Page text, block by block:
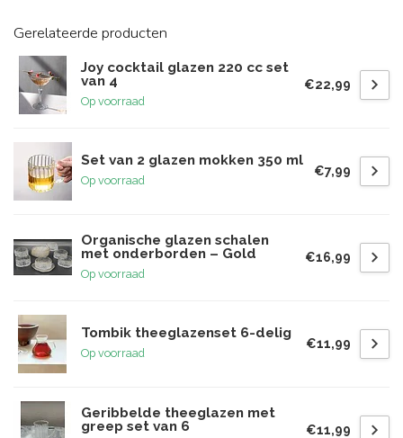
Gerelateerde producten
Joy cocktail glazen 220 cc set
van 4
Op voorraad
€22,99
Set van 2 glazen mokken 350 ml
Op voorraad
€7,99
Organische glazen schalen
met onderborden – Gold
Op voorraad
€16,99
Tombik theeglazenset 6-delig
Op voorraad
€11,99
Geribbelde theeglazen met
greep set van 6
€11,99